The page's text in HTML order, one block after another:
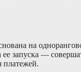
на
запуска —
платежей.